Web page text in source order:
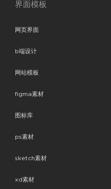
界面模板
网页界面
b端设计
网站模板
figma素材
图标库
ps素材
sketch素材
xd素材